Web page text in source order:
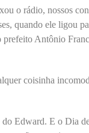
o rádio, nossos
quando ele ligou
prefeito Antônio
coisinha
Edward. E o Dia